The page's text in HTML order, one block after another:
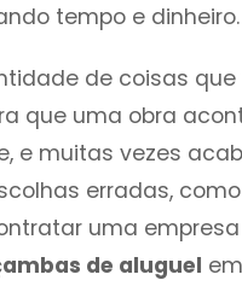
tempo e dinheiro.
de coisas
que uma obra
e muitas vezes
erradas,
uma
de aluguel